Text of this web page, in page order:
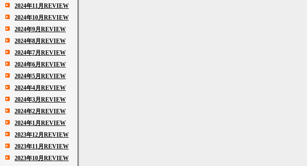
2024年11月REVIEW
2024年10月REVIEW
2024年9月REVIEW
2024年8月REVIEW
2024年7月REVIEW
2024年6月REVIEW
2024年5月REVIEW
2024年4月REVIEW
2024年3月REVIEW
2024年2月REVIEW
2024年1月REVIEW
2023年12月REVIEW
2023年11月REVIEW
2023年10月REVIEW